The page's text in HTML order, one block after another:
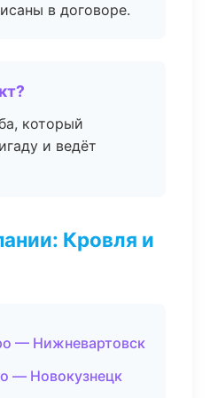
в договоре.
который
и ведёт
Кровля и
— Нижневартовск
— Новокузнецк